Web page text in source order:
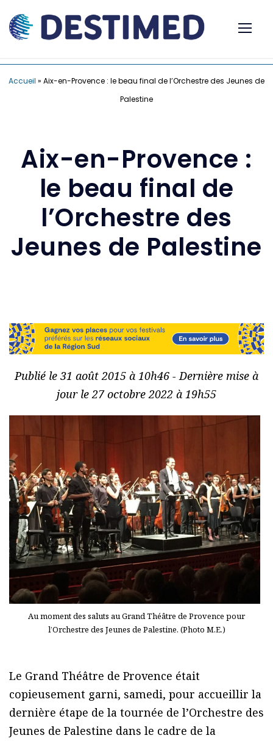
Accueil » Aix-en-Provence : le beau final de l’Orchestre des Jeunes de
Palestine
Aix-en-Provence :
le beau final de
l’Orchestre des
Jeunes de Palestine
Publié le 31 août 2015 à 10h46 - Dernière mise à
jour le 27 octobre 2022 à 19h55
Au moment des saluts au Grand Théâtre de Provence pour
l’Orchestre des Jeunes de Palestine. (Photo M.E.)
Le Grand Théâtre de Provence était
copieusement garni, samedi, pour accueillir la
dernière étape de la tournée de l’Orchestre des
Jeunes de Palestine dans le cadre de la